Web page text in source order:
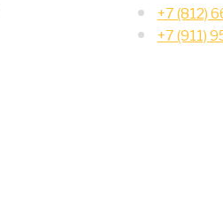
+7 (812)
+7 (911)